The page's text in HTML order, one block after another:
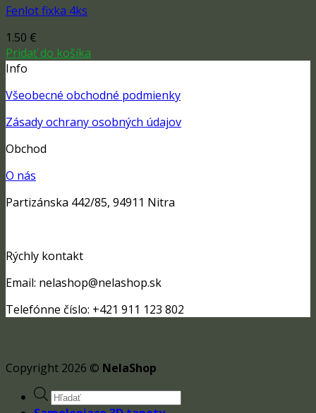
Fenlot fixka 4ks
1.50 €
Pridať do košíka
Info
Všeobecné obchodné podmienky
Zásady ochrany osobných údajov
Obchod
O nás
Partizánska 442/85, 94911 Nitra
Rýchly kontakt
Email: nelashop@nelashop.sk
Telefónne číslo: +421 911 123 802
Copyright 2026 © NelaShop
Products
search